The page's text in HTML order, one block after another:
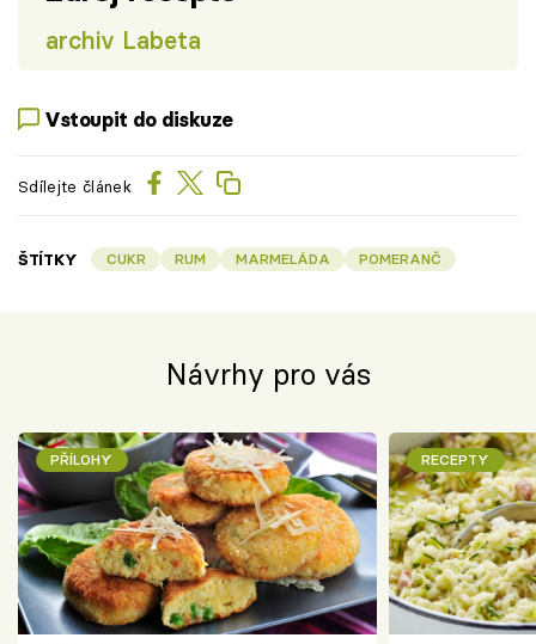
archiv Labeta
Vstoupit do diskuze
Sdílejte článek
ŠTÍTKY CUKR RUM MARMELÁDA POMERANČ
Návrhy pro vás
PŘÍLOHY RECEPTY